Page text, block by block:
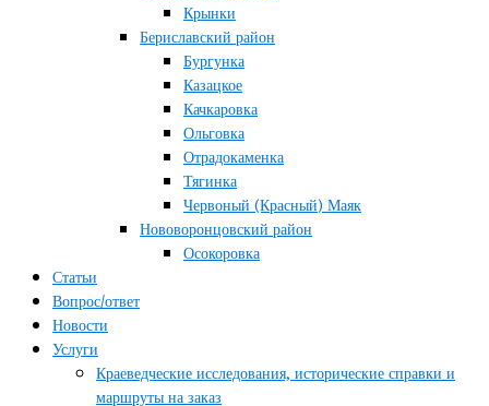
Крынки
Бериславский район
Бургунка
Казацкое
Качкаровка
Ольговка
Отрадокаменка
Тягинка
Червоный (Красный) Маяк
Нововоронцовский район
Осокоровка
Статьи
Вопрос/ответ
Новости
Услуги
Краеведческие исследования, исторические справки и
маршруты на заказ